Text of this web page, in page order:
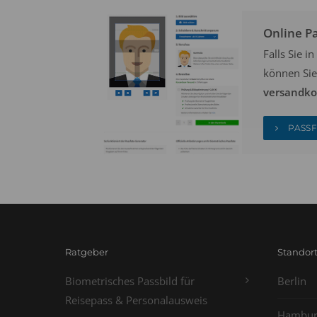
Online
Falls Sie
können
Ratgeber
Biometrisches Passbild für
Reisepass & Personalausweis
Berlin